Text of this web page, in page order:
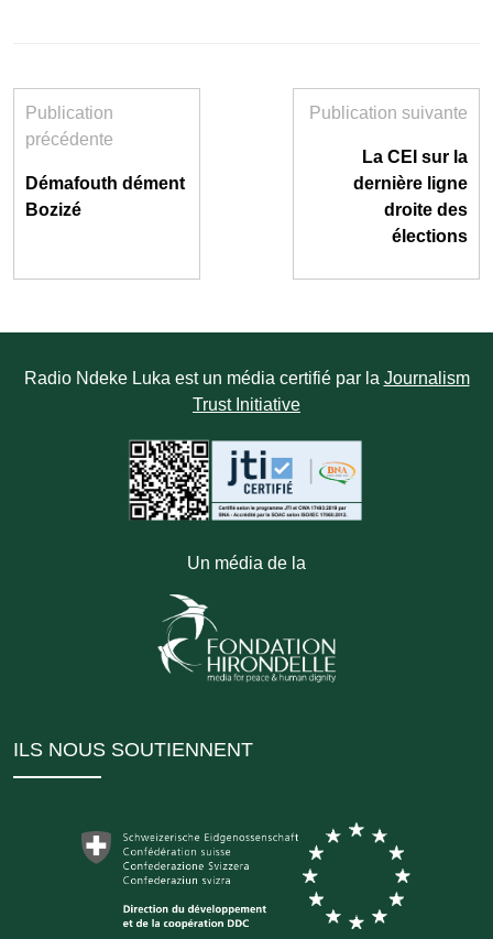
Publication
précédente
Démafouth dément
Bozizé
Publication suivante
La CEI sur la
dernière ligne
droite des
élections
Radio Ndeke Luka est un média certifié par la Journalism
Trust Initiative
Un média de la
ILS NOUS SOUTIENNENT